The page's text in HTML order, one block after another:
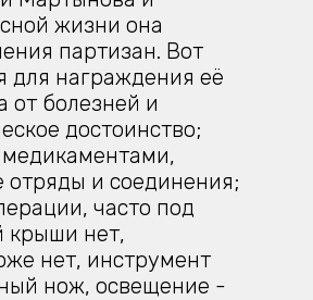
жизни она
партизан. Вот
для награждения её
от болезней и
достоинство;
и соединения;
часто под
крыши нет,
нет, инструмент
нож, освещение -